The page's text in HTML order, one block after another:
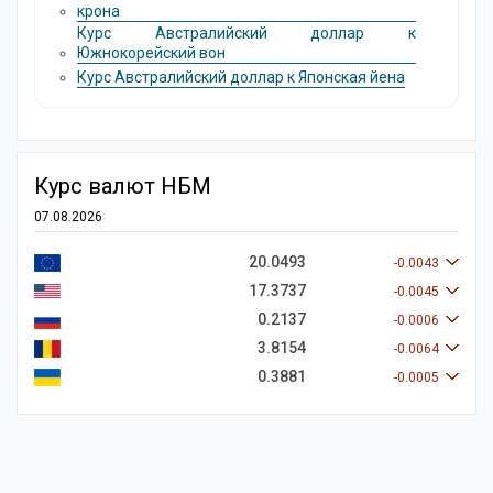
крона
Курс Австралийский доллар к
Южнокорейский вон
Курс Австралийский доллар к Японская йена
Курс валют НБМ
07.08.2026
20.0493 -0.0043
17.3737 -0.0045
0.2137 -0.0006
3.8154 -0.0064
0.3881 -0.0005